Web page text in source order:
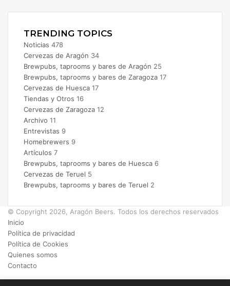
TRENDING TOPICS
Noticias 478
Cervezas de Aragón 34
Brewpubs, taprooms y bares de Aragón 25
Brewpubs, taprooms y bares de Zaragoza 17
Cervezas de Huesca 17
Tiendas y Otros 16
Cervezas de Zaragoza 12
Archivo 11
Entrevistas 9
Homebrewers 9
Artículos 7
Brewpubs, taprooms y bares de Huesca 6
Cervezas de Teruel 5
Brewpubs, taprooms y bares de Teruel 2
© Copyright 2026, Aragón Beers. Todos los derechos reservados
Inicio
Política de privacidad
Política de Cookies
Quienes somos
Contacto